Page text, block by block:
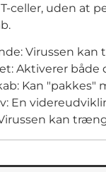
celler, uden at
Virussen kan
Aktiverer både
Kan "pakkes"
En
kan